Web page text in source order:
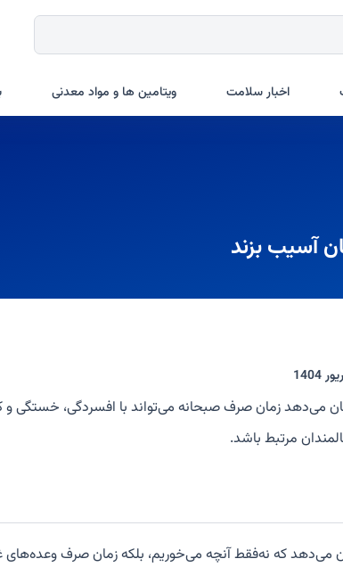
اخبار سلامت ویتامین ها و مواد معدنی
آسیب بزند
می‌دهد زمان صرف صبحانه می‌تواند با افسردگی، خستگی
مرتبط باشد.
می‌دهد که نه‌فقط آنچه می‌خوریم، بلکه زمان صرف وعده‌های